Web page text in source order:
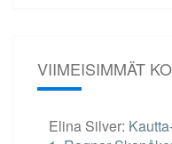
VIIMEISIMMÄT
Elina Silver: